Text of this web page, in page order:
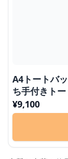
A4トートバ
ち手付きト
¥9,100